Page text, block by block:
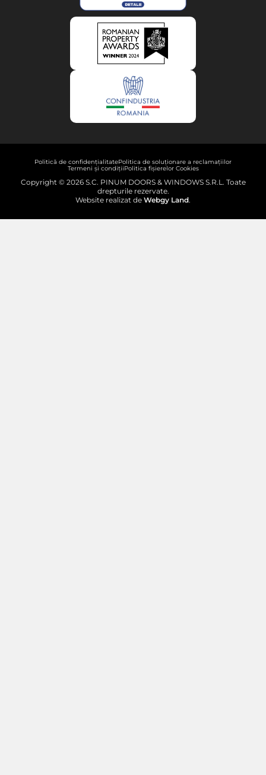
Copyright © 2026 S.C. PINUM DOORS & WINDOWS S.R.L. Toate
drepturile rezervate.
Website realizat de Webgy Land.
Politică de confidențialitatePolitica de soluționare a reclamațiilor
Termeni și condițiiPolitica fișierelor Cookies